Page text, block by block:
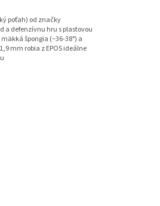
poťah) od značky
a defenzívnu hru s plastovou
špongia (~36-38°) a
mm robia z EPOS ideálne